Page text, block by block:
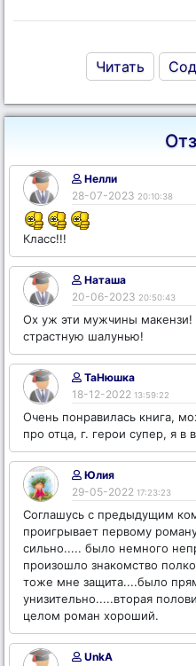
Читать
Нелли
28-07-2023 20:10:38
Класс!!!
Наташа
20-06-2023 20:50:43
Ох уж эти мужчины
страстную шалунью!
ТаНюшка
18-12-2022 13:59:22
Очень понравилась книга,
про отца, г. герои супер, я в
Юлия
29-05-2022 17:23:23
Соглашусь с предыдущим
проигрывает первому
сильно..... было немного
произошло знакомство
тоже мне защита....было
унизительно.....вторая
целом роман хороший.
UnkA